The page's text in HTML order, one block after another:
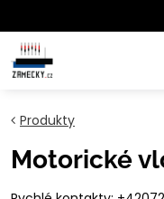
Produkty
Motorické